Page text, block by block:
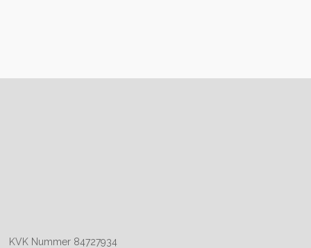
KVK Nummer 84727934